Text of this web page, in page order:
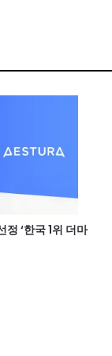
‘한국 1위 더마